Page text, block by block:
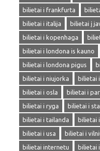
bilietai i frankfurta
bilietai i italija
bilietai į
bilietai i kopenhaga
bilietai i londona is kauno
bilietai i londona pigus
bilietai i niujorka
bilietai
bilietai i osla
bilietai i
bilietai i ryga
bilietai i
bilietai i tailanda
bilietai
bilietai i usa
bilietai i
bilietai internetu
bilietai